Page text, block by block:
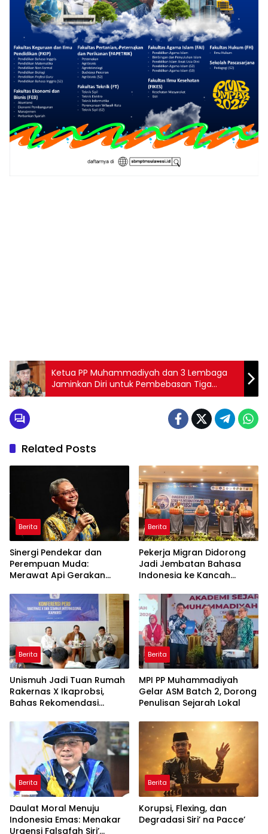
Ketua PP Muhammadiyah dan 3 Lembaga
Jaminkan Diri untuk Pembebasan Tiga
Petani Pakel
Related Posts
Berita
Sinergi Pendekar dan
Perempuan Muda:
Merawat Api Gerakan
Berita
Pekerja Migran Didorong
Jadi Jembatan Bahasa
Indonesia ke Kancah
Berita
Unismuh Jadi Tuan Rumah
Rakernas X Ikaprobsi,
Bahas Rekomendasi
Indonesia di Tingkat
Global
Berita
MPI PP Muhammadiyah
Gelar ASM Batch 2, Dorong
Penulisan Sejarah Lokal
Berita
Daulat Moral Menuju
Indonesia Emas: Menakar
Urgensi Falsafah Siri’
Berita
Korupsi, Flexing, dan
Degradasi Siri’ na Pacce’